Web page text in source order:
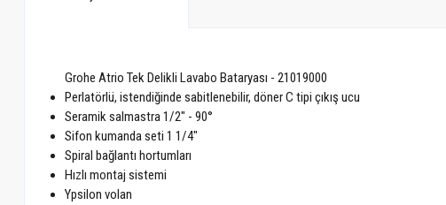
Grohe Atrio Tek Delikli Lavabo Bataryası - 21019000
Perlatörlü, istendiğinde sabitlenebilir, döner C tipi çıkış ucu
Seramik salmastra 1/2" - 90°
Sifon kumanda seti 1 1/4"
Spiral bağlantı hortumları
Hızlı montaj sistemi
Ypsilon volan